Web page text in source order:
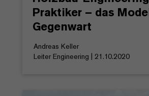
Praktiker – das
Gegenwart
Andreas Keller
Leiter Engineering | 21.10.2020